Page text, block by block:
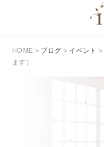
HOME > ブログ > イベント >
ます）